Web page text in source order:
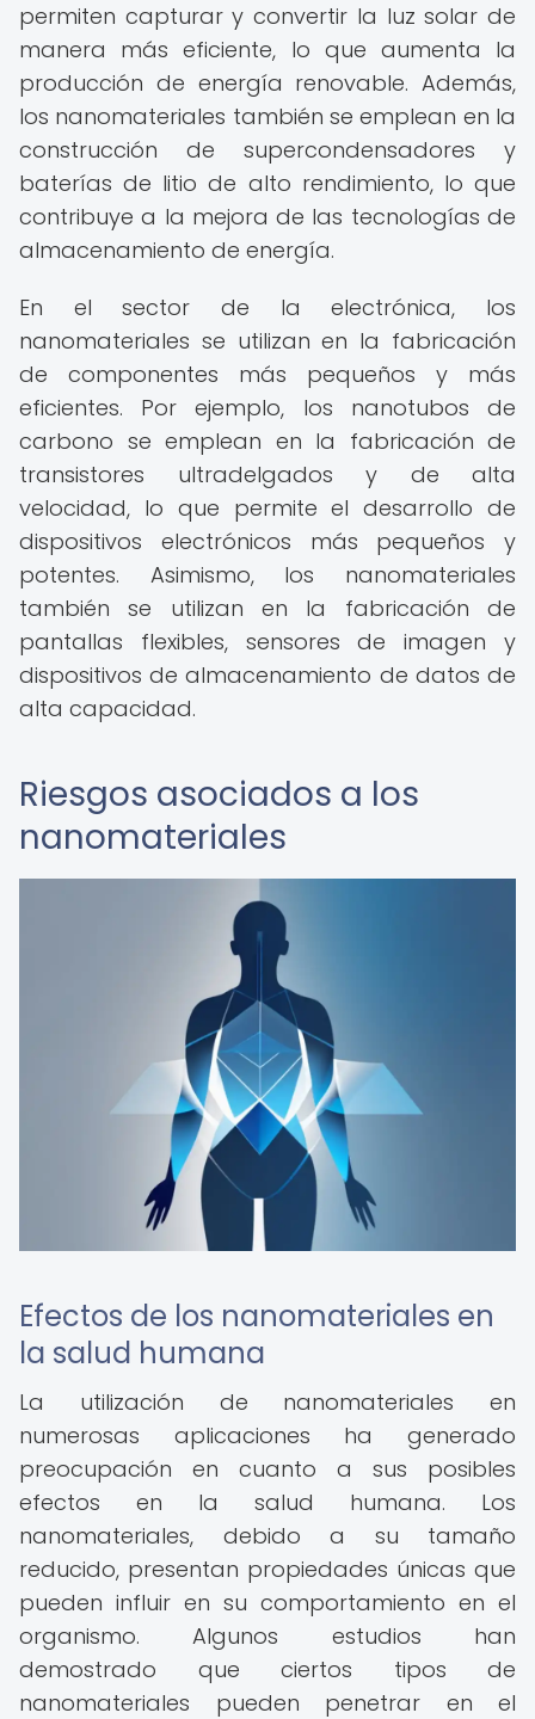
permiten capturar y convertir la luz solar de
manera más eficiente, lo que aumenta la
producción de energía renovable. Además,
los nanomateriales también se emplean en la
construcción de supercondensadores y
baterías de litio de alto rendimiento, lo que
contribuye a la mejora de las tecnologías de
almacenamiento de energía.
En el sector de la electrónica, los
nanomateriales se utilizan en la fabricación
de componentes más pequeños y más
eficientes. Por ejemplo, los nanotubos de
carbono se emplean en la fabricación de
transistores ultradelgados y de alta
velocidad, lo que permite el desarrollo de
dispositivos electrónicos más pequeños y
potentes. Asimismo, los nanomateriales
también se utilizan en la fabricación de
pantallas flexibles, sensores de imagen y
dispositivos de almacenamiento de datos de
alta capacidad.
Riesgos asociados a los
nanomateriales
Efectos de los nanomateriales en
la salud humana
La utilización de nanomateriales en
numerosas aplicaciones ha generado
preocupación en cuanto a sus posibles
efectos en la salud humana. Los
nanomateriales, debido a su tamaño
reducido, presentan propiedades únicas que
pueden influir en su comportamiento en el
organismo. Algunos estudios han
demostrado que ciertos tipos de
nanomateriales pueden penetrar en el